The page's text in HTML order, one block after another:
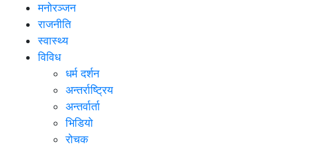
मनोरञ्जन
राजनीति
स्वास्थ्य
विविध
धर्म दर्शन
अन्तर्राष्ट्रिय
अन्तर्वार्ता
भिडियो
रोचक